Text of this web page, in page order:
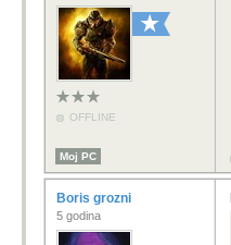
OFFLINE
Moj PC
Boris grozni
5 godina